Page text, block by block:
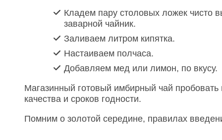
Кладем пару столовых ложек чисто
заварной чайник.
Заливаем литром кипятка.
Настаиваем полчаса.
Добавляем мед или лимон, по вкусу.
Магазинный готовый имбирный чай пробовать
качества и сроков годности.
Помним о золотой середине, правилах